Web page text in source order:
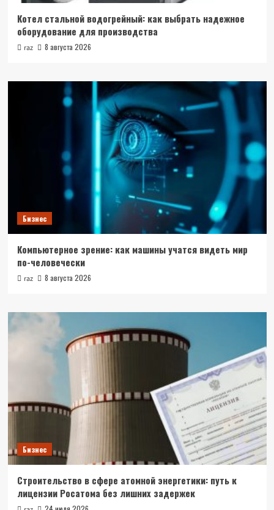
Котел стальной водогрейный: как выбрать надежное
оборудование для производства
raz 8 августа 2026
Бизнес
Компьютерное зрение: как машины учатся видеть мир
по-человечески
raz 8 августа 2026
Бизнес
Строительство в сфере атомной энергетики: путь к
лицензии Росатома без лишних задержек